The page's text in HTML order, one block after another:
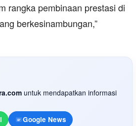
rangka pembinaan prestasi di
berkesinambungan,”
untuk mendapatkan informasi
Google News